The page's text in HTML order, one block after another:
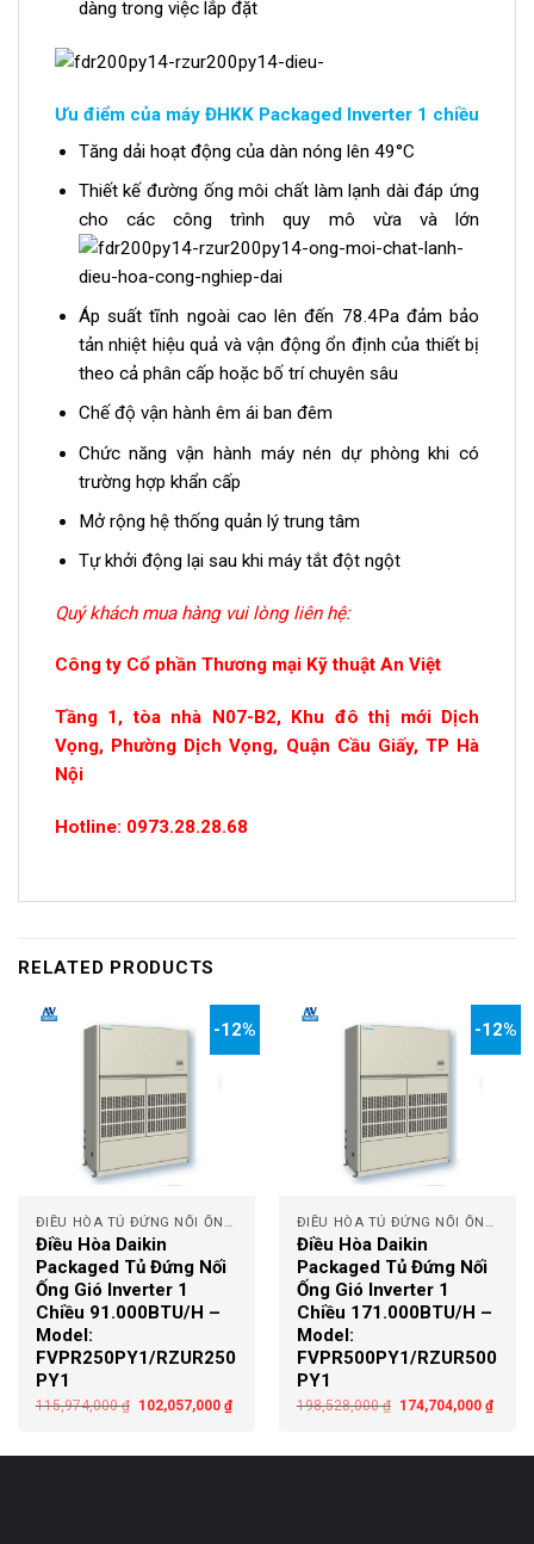
dàng trong việc lắp đặt
Ưu điểm của máy ĐHKK Packaged Inverter 1 chiều
Tăng dải hoạt động của dàn nóng lên 49°C
Thiết kế đường ống môi chất làm lạnh dài đáp ứng
cho các công trình quy mô vừa và lớn
Áp suất tĩnh ngoài cao lên đến 78.4Pa đảm bảo
tản nhiệt hiệu quả và vận động ổn định của thiết bị
theo cả phân cấp hoặc bố trí chuyên sâu
Chế độ vận hành êm ái ban đêm
Chức năng vận hành máy nén dự phòng khi có
trường hợp khẩn cấp
Mở rộng hệ thống quản lý trung tâm
Tự khởi động lại sau khi máy tắt đột ngột
Quý khách mua hàng vui lòng liên hệ:
Công ty Cổ phần Thương mại Kỹ thuật An Việt
Tầng 1, tòa nhà N07-B2, Khu đô thị mới Dịch
Vọng, Phường Dịch Vọng, Quận Cầu Giấy, TP Hà
Nội
Hotline: 0973.28.28.68
RELATED PRODUCTS
-12%
ĐIỀU HÒA TỦ ĐỨNG NỐI ỐNG GIÓ
Điều Hòa Daikin
Packaged Tủ Đứng Nối
Ống Gió Inverter 1
Chiều 91.000BTU/H –
Model:
FVPR250PY1/RZUR250
PY1
115,974,000₫ 102,057,000₫
-12%
ĐIỀU HÒA TỦ ĐỨNG NỐI ỐNG GIÓ
Điều Hòa Daikin
Packaged Tủ Đứng Nối
Ống Gió Inverter 1
Chiều 171.000BTU/H –
Model:
FVPR500PY1/RZUR500
PY1
198,528,000₫ 174,704,000₫